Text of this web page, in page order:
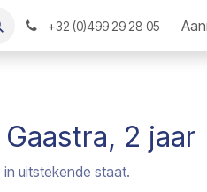
+32 (0)499 29 28 05
2 jaar
uitstekende staat.